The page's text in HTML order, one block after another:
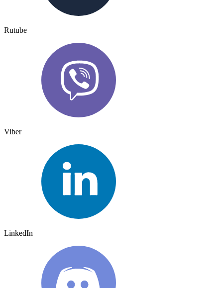
Rutube
Viber
LinkedIn